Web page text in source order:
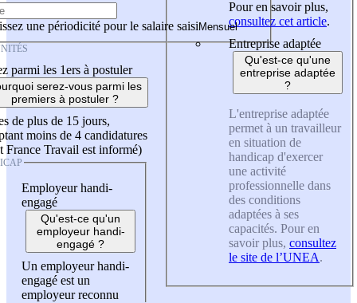
une périodicité pour le salaire saisi
parmi les 1ers à postuler
serez-vous parmi les
premiers à postuler ?
de plus de 15 jours,
moins de 4 candidatures
France Travail est informé)
Employeur handi-
engagé
Qu'est-ce qu'un
employeur handi-
engagé ?
Un employeur handi-
engagé est un
employeur reconnu
Pour en savoir plus,
consultez cet article.
Entreprise adaptée
Qu'est-ce qu'une
entreprise adaptée
?
L'entreprise adaptée
permet à un travailleur
en situation de
handicap d'exercer
une activité
professionnelle dans
des conditions
adaptées à ses
capacités. Pour en
savoir plus, consultez
le site de l’UNEA.